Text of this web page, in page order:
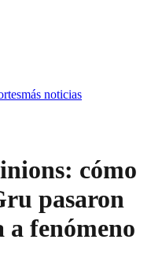
más noticias
cómo
pasaron
a fenómeno